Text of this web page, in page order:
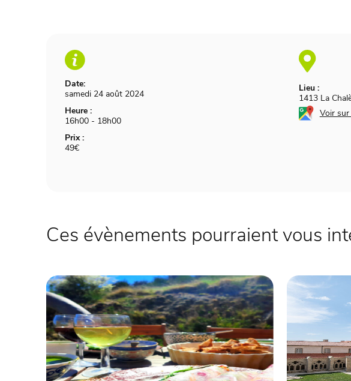
Date:
samedi 24 août 2024
Heure :
16h00 - 18h00
Prix :
49€
Lieu :
1413 La
Voir
Ces évènements pourraient vous